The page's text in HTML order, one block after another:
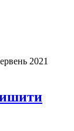
2021